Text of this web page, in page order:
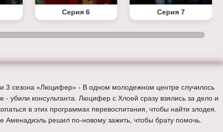
Серия 6 Серия 7
3 сезона «Люцифер» - В одном молодежном центре случилось
- убили консультанта. Люцифер с Хлоей сразу взялись за дело и
в этих программах перевоспитания, чтобы найти злодея.
Аменадиэль решил по-новому зажить, чтобы брату помочь.